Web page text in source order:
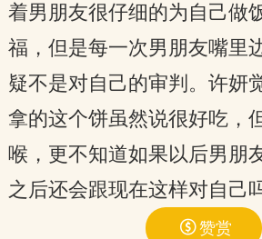
着男朋友很仔细的为自己做
福，但是每一次男朋友嘴里
疑不是对自己的审判。许妍
拿的这个饼虽然说很好吃，
喉，更不知道如果以后男朋
之后还会跟现在这样对自己
赞赏